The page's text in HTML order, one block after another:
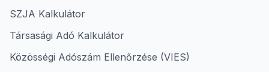
SZJA Kalkulátor
Társasági Adó Kalkulátor
Közösségi Adószám Ellenőrzése (VIES)